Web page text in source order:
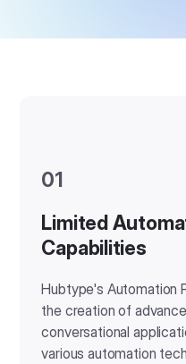
01
Limited
Capabilities
Hubtype's Automation
the creation of
conversational
various automation